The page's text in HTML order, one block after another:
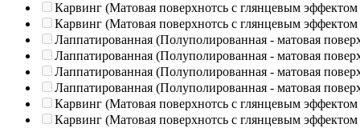
Карвинг (Матовая поверхнотсь с глянцевым эффектом
Карвинг (Матовая поверхнотсь с глянцевым эффектом
Лаппатированная (Полуполированная - матовая
Лаппатированная (Полуполированная - матовая
Лаппатированная (Полуполированная - матовая
Лаппатированная (Полуполированная - матовая
Карвинг (Матовая поверхнотсь с глянцевым эффектом
Карвинг (Матовая поверхнотсь с глянцевым эффектом